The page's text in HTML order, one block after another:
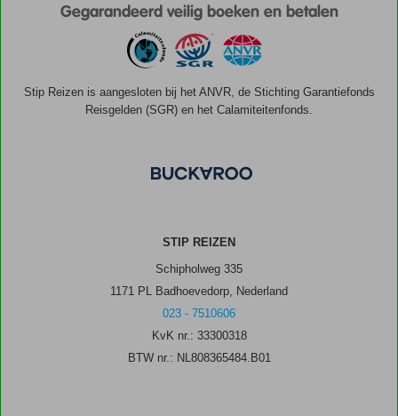
Gegarandeerd veilig boeken en betalen
Stip Reizen is aangesloten bij het ANVR, de Stichting Garantiefonds
Reisgelden (SGR) en het Calamiteitenfonds.
STIP REIZEN
Schipholweg 335
1171 PL Badhoevedorp, Nederland
023 - 7510606
KvK nr.: 33300318
BTW nr.: NL808365484.B01